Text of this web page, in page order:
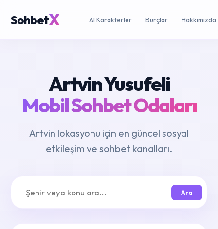
SohbetX AI Karakterler Burçlar Hakkımızda
Artvin Yusufeli
Mobil Sohbet Odaları
Artvin lokasyonu için en güncel sosyal
etkileşim ve sohbet kanalları.
Ara